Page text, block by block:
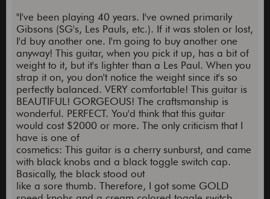
"I've been playing 40 years. I've owned primarily
Gibsons (SG's, Les Pauls, etc.). If it was stolen or lost,
I'd buy another one. I'm going to buy another one
anyway! This guitar, when you pick it up, has a bit of
weight to it, but it's lighter than a Les Paul. When you
strap it on, you don't notice the weight since it's so
perfectly balanced. VERY comfortable! This guitar is
BEAUTIFUL! GORGEOUS! The craftsmanship is
wonderful. PERFECT. You'd think that this guitar
would cost $2000 or more. The only criticism that I
have is one of
cosmetics: This guitar is a cherry sunburst, and came
with black knobs and a black toggle switch cap.
Basically, the black stood out
like a sore thumb. Therefore, I got some GOLD